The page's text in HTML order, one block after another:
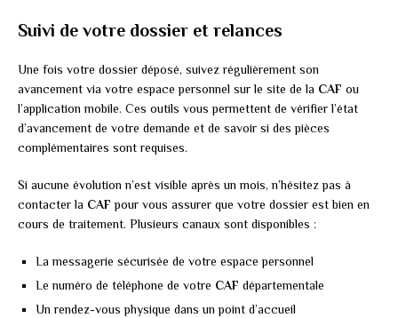
Suivi de votre dossier et relances
Une fois votre dossier déposé, suivez régulièrement son
avancement via votre espace personnel sur le site de la CAF ou
l’application mobile. Ces outils vous permettent de vérifier l’état
d’avancement de votre demande et de savoir si des pièces
complémentaires sont requises.
Si aucune évolution n’est visible après un mois, n’hésitez pas à
contacter la CAF pour vous assurer que votre dossier est bien en
cours de traitement. Plusieurs canaux sont disponibles :
La messagerie sécurisée de votre espace personnel
Le numéro de téléphone de votre CAF départementale
Un rendez-vous physique dans un point d’accueil